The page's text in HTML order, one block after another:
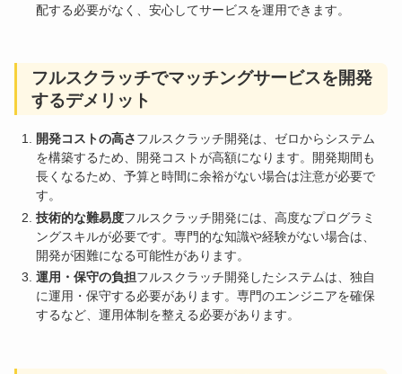
配する必要がなく、安心してサービスを運用できます。
フルスクラッチでマッチングサービスを開発
するデメリット
開発コストの高さフルスクラッチ開発は、ゼロからシステム
を構築するため、開発コストが高額になります。開発期間も
長くなるため、予算と時間に余裕がない場合は注意が必要で
す。
技術的な難易度フルスクラッチ開発には、高度なプログラミ
ングスキルが必要です。専門的な知識や経験がない場合は、
開発が困難になる可能性があります。
運用・保守の負担フルスクラッチ開発したシステムは、独自
に運用・保守する必要があります。専門のエンジニアを確保
するなど、運用体制を整える必要があります。